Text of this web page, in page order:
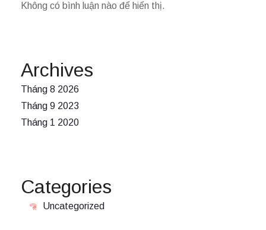
Không có bình luận nào để hiển thị.
Archives
Tháng 8 2026
Tháng 9 2023
Tháng 1 2020
Categories
Uncategorized